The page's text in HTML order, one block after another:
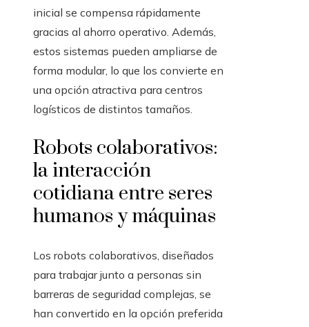
inicial se compensa rápidamente
gracias al ahorro operativo. Además,
estos sistemas pueden ampliarse de
forma modular, lo que los convierte en
una opción atractiva para centros
logísticos de distintos tamaños.
Robots colaborativos:
la interacción
cotidiana entre seres
humanos y máquinas
Los robots colaborativos, diseñados
para trabajar junto a personas sin
barreras de seguridad complejas, se
han convertido en la opción preferida